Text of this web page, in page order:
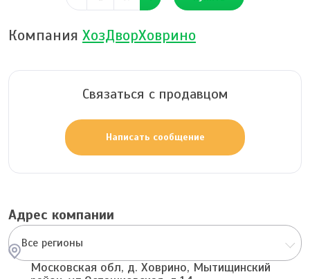
Компания ХозДворХоврино
Связаться с продавцом
Написать сообщение
Адрес компании
Все регионы
Московская обл, д. Ховрино, Мытищинский